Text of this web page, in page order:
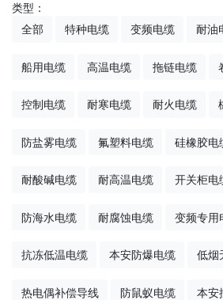
类型：
全部
特种电缆 变频电缆 耐油
船用电缆 高温电缆 拖链电缆
控制电缆 耐寒电缆 耐火电缆
防盐雾电缆 氟塑料电缆 硅橡胶电
耐酸碱电缆 耐高温电缆 开关柜电
防海水电缆 耐腐蚀电缆 变频专用
抗冻低温电缆 本安防爆电缆 低烟
热电偶补偿导线 防鼠蚁电缆 本安